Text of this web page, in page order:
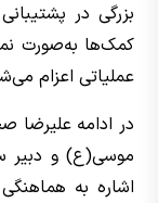
بزرگی در
کمک‌ها به‌صورت
عملیاتی اعزام
در ادامه علیرضا
موسی(ع) و دبیر
اشاره به